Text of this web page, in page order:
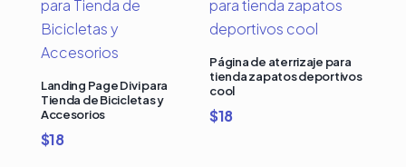
Landing Page Divi para
Tienda de Bicicletas y
Accesorios
$18
Página de aterrizaje para
tienda zapatos deportivos
cool
$18